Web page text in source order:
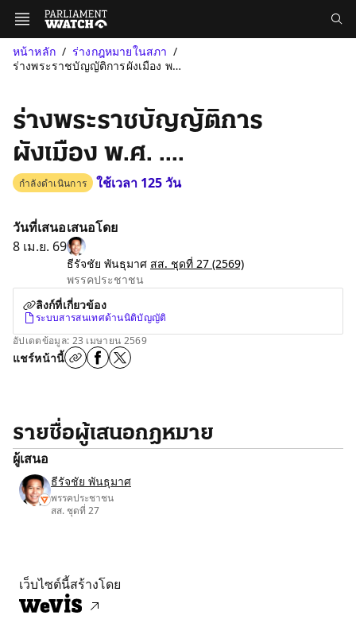
หน้าหลัก
ร่างกฎหมายในสภา
ร่างพระราชบัญญัติการผังเมือง พ.ศ. ....
ร่างพระราชบัญญัติการ
ผังเมือง พ.ศ. ....
กำลังดำเนินการ ใช้เวลา 125 วัน
วันที่เสนอ
8 เม.ย. 69
เสนอโดย
ธีรัจชัย พันธุมาศ สส. ชุดที่ 27 (2569)
พรรคประชาชน
ลิงก์ที่เกี่ยวข้อง
ระบบสารสนเทศด้านนิติบัญญัติ
อัปเดตข้อมูล: 23 เมษายน 2569
แชร์หน้านี้
รายชื่อผู้เสนอกฎหมาย
ผู้เสนอ
ธีรัจชัย พันธุมาศ
พรรคประชาชน
สส. ชุดที่ 27
เว็บไซต์นี้สร้างโดย